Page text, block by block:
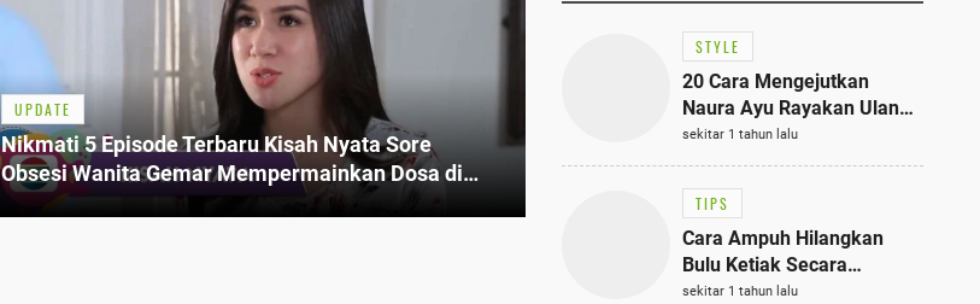
UPDATE
Nikmati 5 Episode Terbaru Kisah Nyata Sore
Obsesi Wanita Gemar Mempermainkan Dosa di
Indosiar, Senin 23 Juni Pukul 15.00 WIB
STYLE
20 Cara Mengejutkan
Naura Ayu Rayakan Ulang
Tahun di Panti Asuhan,
Terlihat Anggun dengan
Kaftan Cokelat
sekitar 1 tahun lalu
TIPS
Cara Ampuh Hilangkan
Bulu Ketiak Secara
Permanen dalam 5
sekitar 1 tahun lalu